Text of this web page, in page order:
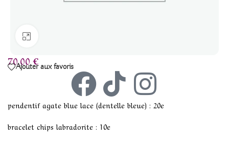
70,00€
Ajouter aux favoris
pendentif agate blue lace (dentelle bleue) : 20e
bracelet chips labradorite : 10e